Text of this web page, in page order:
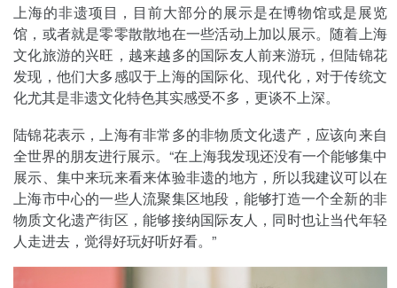
上海的非遗项目，目前大部分的展示是在博物馆或是展览
馆，或者就是零零散散地在一些活动上加以展示。随着上海
文化旅游的兴旺，越来越多的国际友人前来游玩，但陆锦花
发现，他们大多感叹于上海的国际化、现代化，对于传统文
化尤其是非遗文化特色其实感受不多，更谈不上深。
陆锦花表示，上海有非常多的非物质文化遗产，应该向来自
全世界的朋友进行展示。“在上海我发现还没有一个能够集中
展示、集中来玩来看来体验非遗的地方，所以我建议可以在
上海市中心的一些人流聚集区地段，能够打造一个全新的非
物质文化遗产街区，能够接纳国际友人，同时也让当代年轻
人走进去，觉得好玩好听好看。”